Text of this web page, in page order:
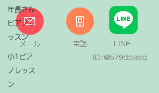
年長さん
ピアノレ
ッスン
小1ピア
ノレッス
ン
メール 電話
LINE
ID:@579dpseq